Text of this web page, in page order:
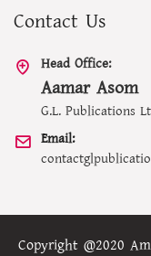
Contact Us
Head Office:
Aamar Asom
G.L. Publications
Email:
Copyright @2020